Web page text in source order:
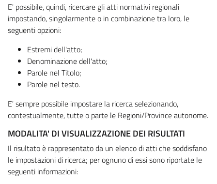
E' possibile, quindi, ricercare gli atti normativi regionali
impostando, singolarmente o in combinazione tra loro, le
seguenti opzioni:
Estremi dell'atto;
Denominazione dell'atto;
Parole nel Titolo;
Parole nel testo.
E' sempre possibile impostare la ricerca selezionando,
contestualmente, tutte o parte le Regioni/Province autonome.
MODALITA' DI VISUALIZZAZIONE DEI RISULTATI
Il risultato è rappresentato da un elenco di atti che soddisfano
le impostazioni di ricerca; per ognuno di essi sono riportate le
seguenti informazioni: